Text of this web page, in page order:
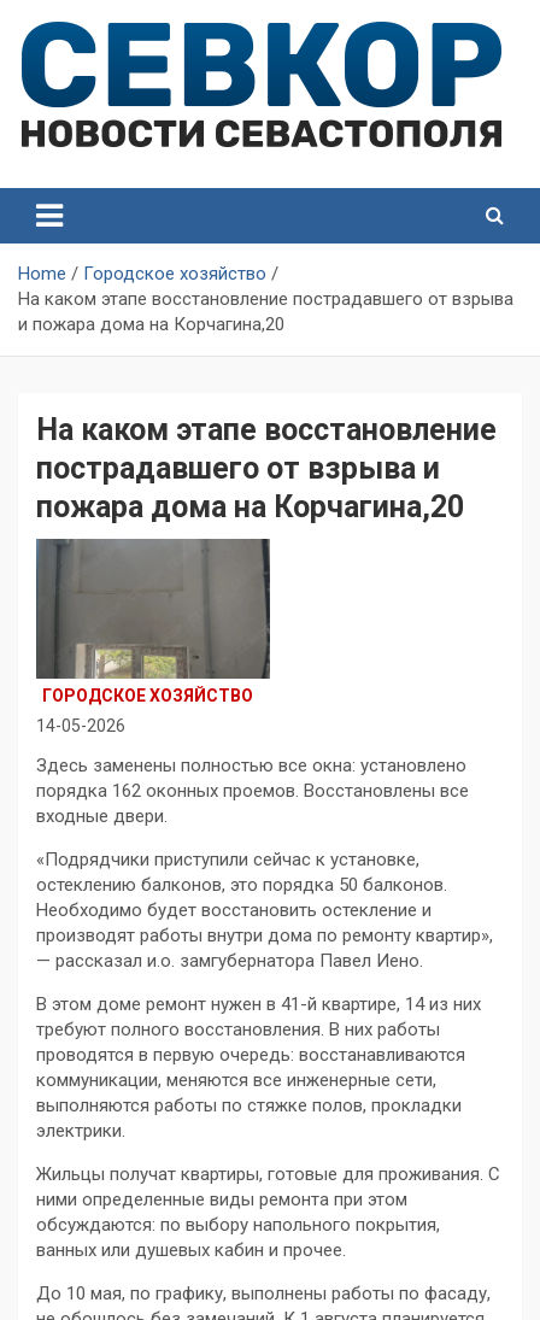
content
Севастополя
Севастополя
Home
Городское хозяйство
На каком этапе восстановление пострадавшего от взрыва
и пожара дома на Корчагина,20
На каком этапе восстановление
пострадавшего от взрыва и
пожара дома на Корчагина,20
ГОРОДСКОЕ ХОЗЯЙСТВО
14-05-2026
Здесь заменены полностью все окна: установлено
порядка 162 оконных проемов. Восстановлены все
входные двери.
«Подрядчики приступили сейчас к установке,
остеклению балконов, это порядка 50 балконов.
Необходимо будет восстановить остекление и
производят работы внутри дома по ремонту квартир»,
— рассказал и.о. замгубернатора Павел Иено.
В этом доме ремонт нужен в 41-й квартире, 14 из них
требуют полного восстановления. В них работы
проводятся в первую очередь: восстанавливаются
коммуникации, меняются все инженерные сети,
выполняются работы по стяжке полов, прокладки
электрики.
Жильцы получат квартиры, готовые для проживания. С
ними определенные виды ремонта при этом
обсуждаются: по выбору напольного покрытия,
ванных или душевых кабин и прочее.
До 10 мая, по графику, выполнены работы по фасаду,